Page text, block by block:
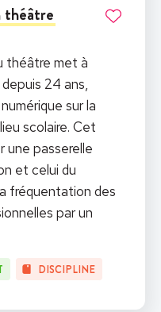
théâtre
théâtre met à
24 ans,
sur la
scolaire. Cet
une passerelle
et celui du
fréquentation des
par un
DISCIPLINE